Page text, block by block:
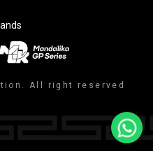
All right reserved